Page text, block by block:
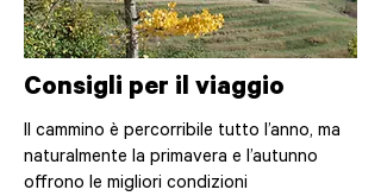
Consigli per il viaggio
Il cammino è percorribile tutto l’anno, ma
naturalmente la primavera e l’autunno
offrono le migliori condizioni